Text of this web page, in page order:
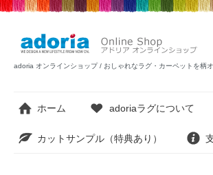
adoria オンラインショップ / おしゃれなラグ・カーペットを柄
ホーム adoriaラグについて
カットサンプル（特典あり）